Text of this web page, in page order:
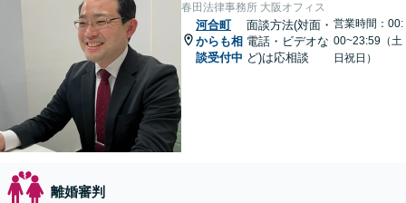
春田法律事務所 大阪オフィス
河合町
からも相
談受付中
面談方法(対面・
電話・ビデオな
ど)は応相談
営業時間：00:
00~23:59（土
日祝日）
離婚審判